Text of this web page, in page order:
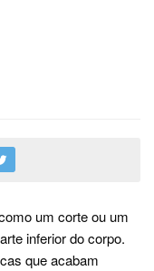
um corte ou um
inferior do corpo.
que acabam